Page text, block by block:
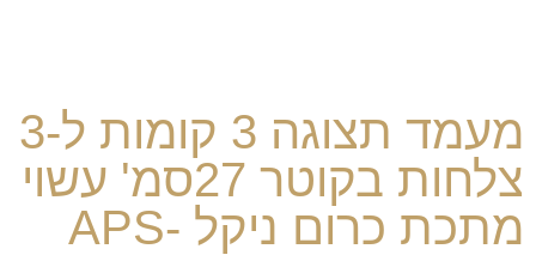
מעמד תצוגה 3 קומות ל-3
צלחות בקוטר 27סמ' עשוי
מתכת כרום ניקל -APS